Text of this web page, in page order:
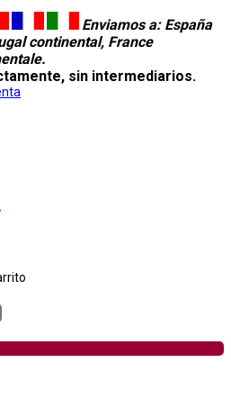
Enviamos a: España
continental, France
sin intermediarios.